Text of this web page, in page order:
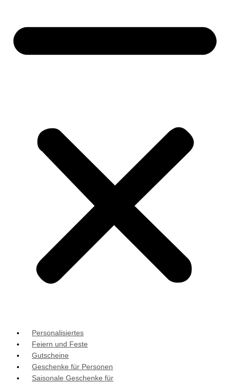
Personalisiertes
Feiern und Feste
Gutscheine
Geschenke für Personen
Saisonale Geschenke für